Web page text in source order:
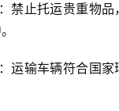
禁止托运贵重物
运输车辆符合国